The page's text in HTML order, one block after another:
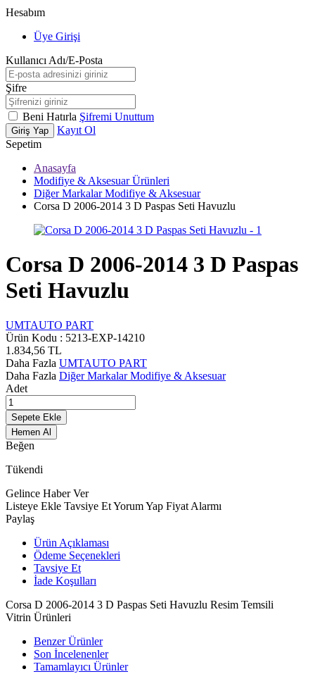
Hesabım
Üye Girişi
Kullanıcı Adı/E-Posta
Şifre
Beni Hatırla Şifremi Unuttum
Giriş Yap
Kayıt Ol
Sepetim
Anasayfa
Modifiye & Aksesuar Ürünleri
Diğer Markalar Modifiye & Aksesuar
Corsa D 2006-2014 3 D Paspas Seti Havuzlu
Corsa D 2006-2014 3 D Paspas
Seti Havuzlu
UMTAUTO PART
Ürün Kodu : 5213-EXP-14210
1.834,56 TL
Daha Fazla UMTAUTO PART
Daha Fazla Diğer Markalar Modifiye & Aksesuar
Adet
Sepete Ekle
Hemen Al
Beğen
Tükendi
Gelince Haber Ver
Listeye Ekle Tavsiye EtYorum Yap Fiyat Alarmı
Paylaş
Ürün Açıklaması
Ödeme Seçenekleri
Tavsiye Et
İade Koşulları
Corsa D 2006-2014 3 D Paspas Seti Havuzlu Resim Temsili
Vitrin Ürünleri
Benzer Ürünler
Son İncelenenler
Tamamlayıcı Ürünler